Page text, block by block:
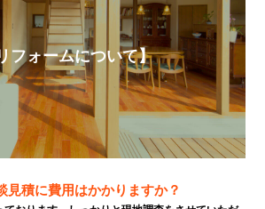
フォームについて】
見積に費用はかかりますか？